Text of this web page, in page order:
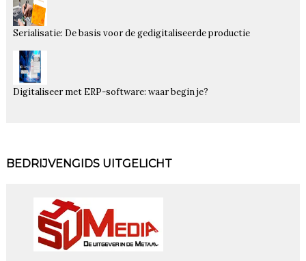
Serialisatie: De basis voor de gedigitaliseerde productie
Digitaliseer met ERP-software: waar begin je?
BEDRIJVENGIDS UITGELICHT